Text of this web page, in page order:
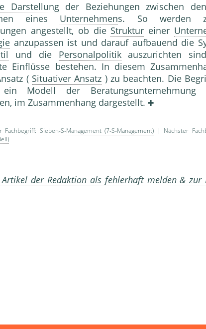
Darstellungder Beziehungen zwischen
eines Unternehmens. So werden
angestellt, ob die Struktur einer
anzupassen ist und darauf aufbauend die
und die Personalpolitikauszurichten
Einflüsse bestehen. In diesem
( Situativer Ansatz ) zu beachten. Die
Modell der Beratungsunternehmung
im Zusammenhang dargestellt.
Fachbegriff: Sieben-S-Management (7-S-Management) | Nächster
Artikel der Redaktion als fehlerhaft melden & zur